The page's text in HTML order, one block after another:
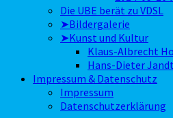
Die UBE berät zu VDSL
➤Bildergalerie
➤Kunst und Kultur
Klaus-Albrecht
Hans-Dieter Jandt
Impressum & Datenschutz
Impressum
Datenschutzerklärung